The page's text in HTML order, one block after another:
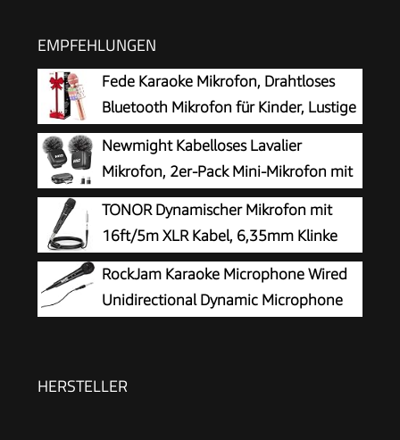
EMPFEHLUNGEN
Fede Karaoke Mikrofon, Drahtloses
Bluetooth Mikrofon für Kinder, Lustige
Geschenke Spielzeug für Teenager
Mädchen Jungen, Tragbares KTV Lautsprecher
Recorder für Smartphone PC
Newmight Kabelloses Lavalier
Mikrofon, 2er-Pack Mini-Mikrofon mit
Rauschunterdrückung, Auto-Pairing
und Stummschaltung und Reverb für Vlogging,
Videoaufnahmen, TikTok, YouTube
TONOR Dynamischer Mikrofon mit
16ft/5m XLR Kabel, 6,35mm Klinke
Handmikrofon Microphone
kompatibel mit Karaoke Maschine, für Bühne,
Studio, KTV & Heimgebrauch Audio
RockJam Karaoke Microphone Wired
Unidirectional Dynamic Microphone
HERSTELLER